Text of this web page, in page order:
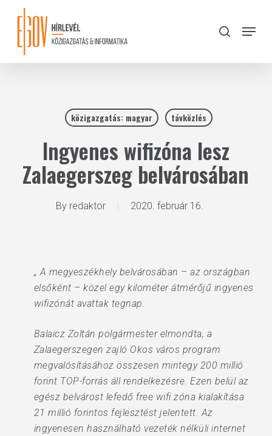
content
search
Menu
közigazgatás: magyar távközlés
Ingyenes wifizóna lesz
Zalaegerszeg belvárosában
By redaktor 2020. február 16.
„ A megyeszékhely belvárosában – az országban
elsőként – közel egy kilométer átmérőjű ingyenes
wifizónát avattak tegnap.
Balaicz Zoltán polgármester elmondta, a
Zalaegerszegen zajló Okos város program
megvalósításához összesen mintegy 200 millió
forint TOP-forrás áll rendelkezésre. Ezen belül az
egész belvárost lefedő free wifi zóna kialakítása
21 millió forintos fejlesztést jelentett. Az
ingyenesen használható vezeték nélküli internet
Close